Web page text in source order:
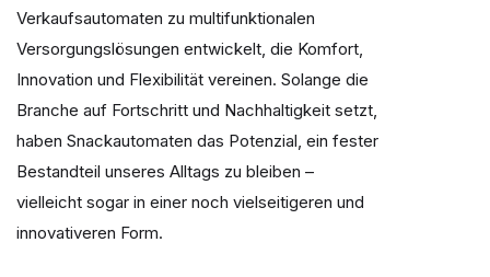
Verkaufsautomaten zu multifunktionalen
Versorgungslösungen entwickelt, die Komfort,
Innovation und Flexibilität vereinen. Solange die
Branche auf Fortschritt und Nachhaltigkeit setzt,
haben Snackautomaten das Potenzial, ein fester
Bestandteil unseres Alltags zu bleiben –
vielleicht sogar in einer noch vielseitigeren und
innovativeren Form.